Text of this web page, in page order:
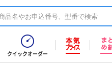
クイックオーダー